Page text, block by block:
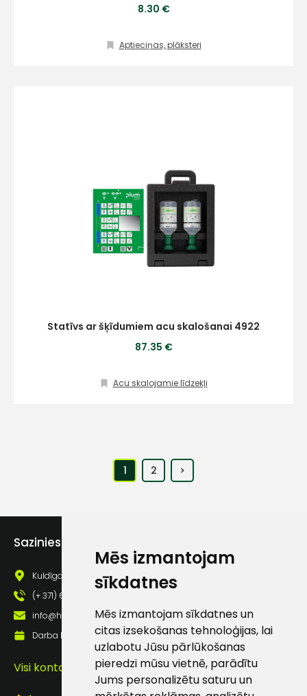
Mēs izmantojam
sīkdatnes
Mēs izmantojam sīkdatnes un
citas izsekošanas tehnoloģijas, lai
uzlabotu Jūsu pārlūkošanas
pieredzi mūsu vietnē, parādītu
Jums personalizētu saturu un
8.30 €
Aptieciņas, plāksteri
Statīvs ar šķīdumiem acu skalošanai 4922
87.35 €
Acu skalojamie līdzekļi
1 2 >
Sazinies ar mums
Kuldīgas iela 69a, Saldus, Saldus nov., LV - 3801
(+ 371) 63 881 186
info@hards.lv
Darba laiks: Darbadienās: 8:00 - 17:00
Visi kontakti